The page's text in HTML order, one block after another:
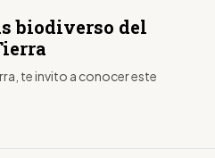
biodiverso del
te invito a conocer este